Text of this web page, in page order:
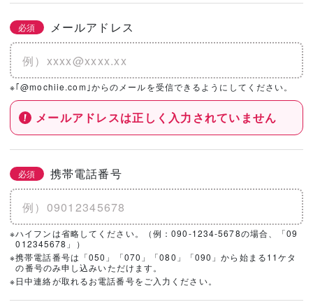
必須 メールアドレス
※｢@mochiie.com｣からのメールを受信できるようにしてください。
メールアドレスは正しく入力されていません
必須 携帯電話番号
※ハイフンは省略してください。（例：090-1234-5678の場合、「09
012345678」）
※携帯電話番号は「050」「070」「080」「090」から始まる11ケタ
の番号のみ申し込みいただけます。
※日中連絡が取れるお電話番号をご入力ください。